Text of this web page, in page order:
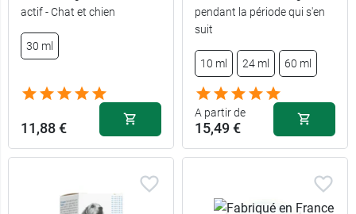
actif - Chat et chien
30 ml
11,88 €
pendant la période qui s'en
suit
10 ml 24 ml 60 ml
A partir de
15,49 €